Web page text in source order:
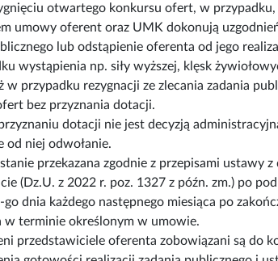
otwartego konkursu ofert, w
umowy oferent oraz UMK dokonują
lub odstąpienie oferenta od jego
wystąpienia np. siły wyższej, klęsk
w przypadku rezygnacji ze zlecania zadania
bez przyznania dotacji.
dotacji nie jest decyzją
od niej odwołanie.
przekazana zgodnie z przepisami ustawy
(Dz.U. z 2022 r. poz. 1327 z późn. zm.) po
go dnia każdego następnego miesiąca po
w terminie określonym w umowie.
przedstawiciele oferenta zobowiązani są do